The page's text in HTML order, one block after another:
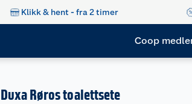
Klikk & hent - fra 2 timer
Coop
Duxa Røros toalettsete